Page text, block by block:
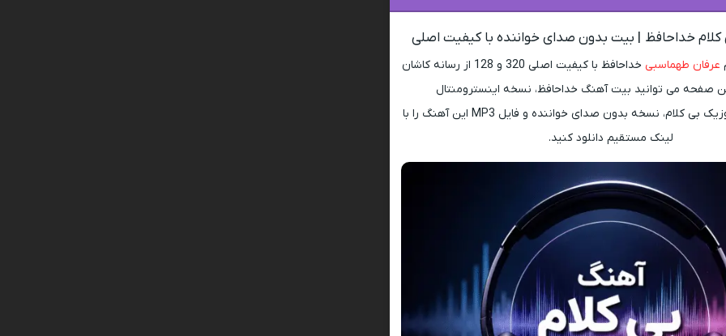
کلام خداحافظ | بیت بدون صدای خواننده با کیفیت اصلی
عرفان طهماسبی
خداحافظ با کیفیت اصلی 320 و 128 از رسانه کاشان
صفحه می توانید بیت آهنگ خداحافظ، نسخه اینسترومنتال
(Instrumental)، موزیک بی کلام، نسخه بدون صدای خواننده و فایل MP3 این آهنگ را با
لینک مستقیم دانلود کنید.